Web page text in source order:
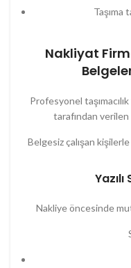
Taşıma
Nakliyat
Profesyonel
tarafından verilen
Belgesiz çalışan
Nakliye öncesinde